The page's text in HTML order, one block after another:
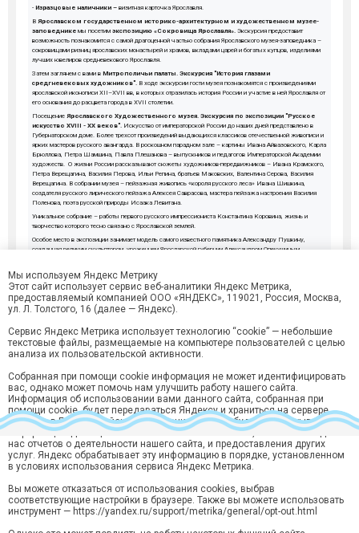
Мы используем Яндекс Метрику
Этот сайт использует сервис веб-аналитики Яндекс Метрика,
предоставляемый компанией ООО «ЯНДЕКС», 119021, Россия, Москва,
ул. Л. Толстого, 16 (далее — Яндекс).
Сервис Яндекс Метрика использует технологию “cookie” — небольшие
текстовые файлы, размещаемые на компьютере пользователей с целью
анализа их пользовательской активности.
Собранная при помощи cookie информация не может идентифицировать
вас, однако может помочь нам улучшить работу нашего сайта.
Информация об использовании вами данного сайта, собранная при
помощи cookie, будет передаваться Яндексу и храниться на сервере
Яндекса в ЕС и Российской Федерации. Яндекс будет обрабатывать эту
информацию для оценки использования вами сайта, составления для
нас отчетов о деятельности нашего сайта, и предоставления других
услуг. Яндекс обрабатывает эту информацию в порядке, установленном
в условиях использования сервиса Яндекс Метрика.
Вы можете отказаться от использования cookies, выбрав
соответствующие настройки в браузере. Также вы можете использовать
инструмент — https://yandex.ru/support/metrika/general/opt-out.html
- Изразцовые наличники – визитная карточка Ярославля.
В Ярославском государственном историко-архитектурном и художественном музее-
заповеднике мы посетим экспозицию «Сокровища Ярославля». Экскурсия предоставит
возможность познакомится с самой драгоценной частью собрания Ярославского музея-заповедника –
сокровищами ризниц ярославских монастырей и храмов, вкладами царей и богатых купцов, изделиями
лучших ювелиров средневекового Ярославля.
Затем заглянем с вами в Митрополичьи палаты. Экскурсия "История глазами
средгневековых художников". В ходе экскурсии гости музея познакомятся с произведениями
ярославской иконописи XII–XVII вв, в которых отразилась история России и участие в ней Ярославля от
его основания до расцвета города в XVII столетии.
Посещение Ярославского Художественного музея. Экскурсия по экспозиции "Русское
искусство XVIII - XX веков". Искусство от императорской России до наших дней представлено в
Губернаторском доме. Более трехсот произведений выдающихся классиков отечественной живописи и
ярких мастеров русского авангарда. В роскошном парадном зале – картины Ивана Айвазовского, Карла
Брюллова, Петра Шамшина, Павла Плешанова – выпускников и педагогов Императорской Академии
художеств. О жизни России рассказывают сюжеты художников-передвижников – Ивана Крамского,
Петра Верещагина, Василия Перова, Ильи Репина, братьев Маковских, Валентина Серова, Василия
Верещагина. В собрании музея – пейзажная живопись «короля русского леса» Ивана Шишкина,
создателя русского лирического пейзажа Алексея Саврасова, мастера пейзажа настроения Василия
Поленова, поэта русской природы Исаака Левитана.
Уникальное собрание – работы первого русского импрессиониста Константина Коровина, жизнь и
творчество которого тесно связано с Ярославской землей.
Особое место в экспозиции занимает модель самого известного памятника Александру Пушкину,
созданная великим скульптором, уроженцем Ярославской губернии Александром Опекушиным.
Хотите быть в курсе лучших предложений?
Подпишитесь на рассылку горящий туров и спецпредложений
Нажимая кнопку “Подписаться“ вы соглашаетесь на обработку
персональных данныхв соответствии сПолитикой конфиденциальности